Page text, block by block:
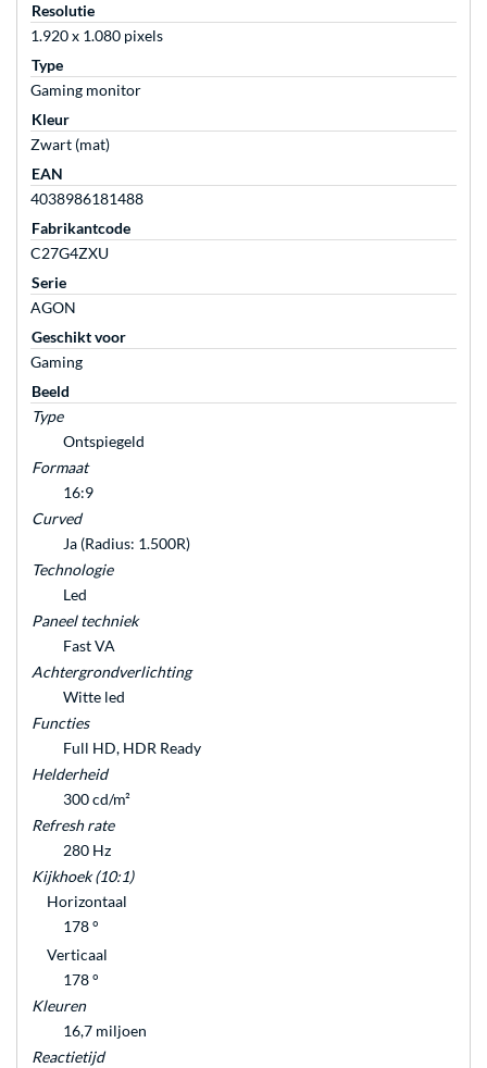
Resolutie
1.920 x 1.080 pixels
Type
Gaming monitor
Kleur
Zwart (mat)
EAN
4038986181488
Fabrikantcode
C27G4ZXU
Serie
AGON
Geschikt voor
Gaming
Beeld
Type
Ontspiegeld
Formaat
16:9
Curved
Ja (Radius: 1.500R)
Technologie
Led
Paneel techniek
Fast VA
Achtergrondverlichting
Witte led
Functies
Full HD, HDR Ready
Helderheid
300 cd/m²
Refresh rate
280 Hz
Kijkhoek (10:1)
Horizontaal
178 °
Verticaal
178 °
Kleuren
16,7 miljoen
Reactietijd